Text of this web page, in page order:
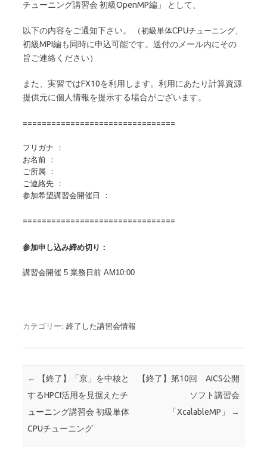
チューニング講習会 初級OpenMP編」 として、
以下の内容をご通知下さい。 （初級単体CPUチューニング
初級MPI編も同時に申込可能です。送付のメール内にその
旨ご連絡ください）
また、実習ではFX10を利用します。利用にあたり計算資源
提供元に個人情報を提示する場合がございます。
================================
フリガナ ：
お名前 ：
ご所属 ：
ご連絡先 ：
参加希望講習会開催日 ：
================================
参加申し込み締め切り：
講習会開催 5 業務日前 AM10:00
カテゴリー: 終了した講習会情報
投稿ナビゲーション
←
【終了】「京」を中核と
するHPCI活用を見据えたチ
ューニング講習会 初級単体
CPUチューニング
【終了】第10回 AICS公開
ソフト講習会
「XcalableMP」
→